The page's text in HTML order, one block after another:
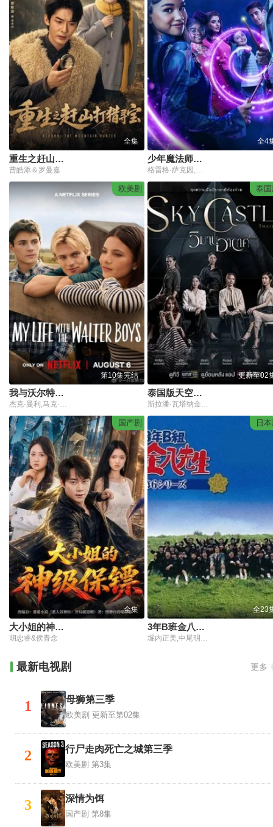
全集
重生之赶山打猎寻宝
曹皓添＆罗曼嘉
全4
少年魔法师：后继者第3季
欧美剧
第10集完结
我与沃尔特家男孩的生活第三季
杰克·曼利,马克·布鲁卡斯,保罗·麦克吉莱恩,艾琳·卡普拉克,柯瑞·福格尔玛尼斯,艾萨克·阿雷兰尼斯,妮基·罗德里格斯,诺亚·拉朗德,阿什比·金特里,约翰尼·林克,迈尔斯·佩雷斯,米娅·洛韦,Sally·Cacic,Lennix·James,Naveen·Paddock
泰
更新至02
泰国版天空之城
斯拉潘·瓦塔纳金达,玛娜莎楠·潘叻翁固,布莎甘·丹迪帕纳,拼塔安·阿孔萨妮,凯塞利亚·麦克托什,Sujira·Arunpipat
国产剧
全集
大小姐的神级保镖
胡忠睿&侯青念
日
全23
3年B班金八老师第6季
堀内正美,中尾明庆,风间俊介,星野真里,倍赏美津子,武田铁矢,上户彩,本仮屋唯佳,佐藤贵广,增田贵久,麻里也,深江卓次,三谷侑未
最新电视剧 更多
1 母狮第三季
欧美剧 更新至第02集
2 行尸走肉死亡之城第三季
欧美剧 第3集
3 深情为饵
国产剧 第8集